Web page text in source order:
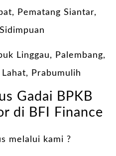
Pematang Siantar,
Linggau, Palembang,
Lahat, Prabumulih
Gadai BPKB
di BFI Finance
melalui kami ?